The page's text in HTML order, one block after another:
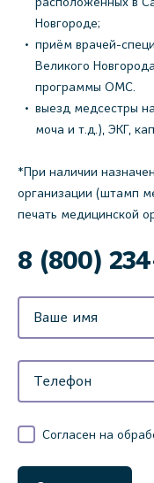
Новгороде;
приём врачей-
Великого
программы ОМС.
выезд медсестры
моча и т.д.), ЭКГ,
*При наличии
организации (штамп
печать медицинской
8 (800)
Согласен на